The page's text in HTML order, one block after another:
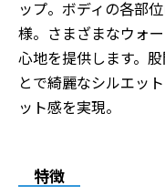
ップ。 ボディの各部
様。
さまざまなウォ
心地を提供します。
とで綺麗なシルエッ
ット感を実現。
特徴